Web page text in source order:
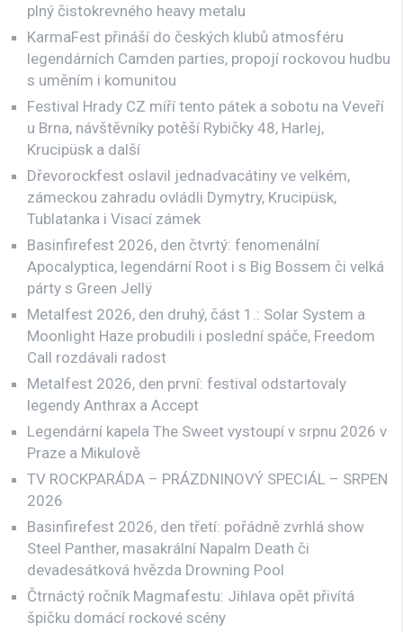
plný čistokrevného heavy metalu
KarmaFest přináší do českých klubů atmosféru
legendárních Camden parties, propojí rockovou hudbu
s uměním i komunitou
Festival Hrady CZ míří tento pátek a sobotu na Veveří
u Brna, návštěvníky potěší Rybičky 48, Harlej,
Krucipüsk a další
Dřevorockfest oslavil jednadvacátiny ve velkém,
zámeckou zahradu ovládli Dymytry, Krucipüsk,
Tublatanka i Visací zámek
Basinfirefest 2026, den čtvrtý: fenomenální
Apocalyptica, legendární Root i s Big Bossem či velká
párty s Green Jellÿ
Metalfest 2026, den druhý, část 1.: Solar System a
Moonlight Haze probudili i poslední spáče, Freedom
Call rozdávali radost
Metalfest 2026, den první: festival odstartovaly
legendy Anthrax a Accept
Legendární kapela The Sweet vystoupí v srpnu 2026 v
Praze a Mikulově
TV ROCKPARÁDA – PRÁZDNINOVÝ SPECIÁL – SRPEN
2026
Basinfirefest 2026, den třetí: pořádně zvrhlá show
Steel Panther, masakrální Napalm Death či
devadesátková hvězda Drowning Pool
Čtrnáctý ročník Magmafestu: Jihlava opět přivítá
špičku domácí rockové scény